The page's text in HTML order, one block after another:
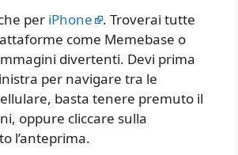
per iPhone
. Troverai tutte
come Memebase o
divertenti. Devi prima
per navigare tra le
basta tenere premuto il
oppure cliccare sulla
l’anteprima.